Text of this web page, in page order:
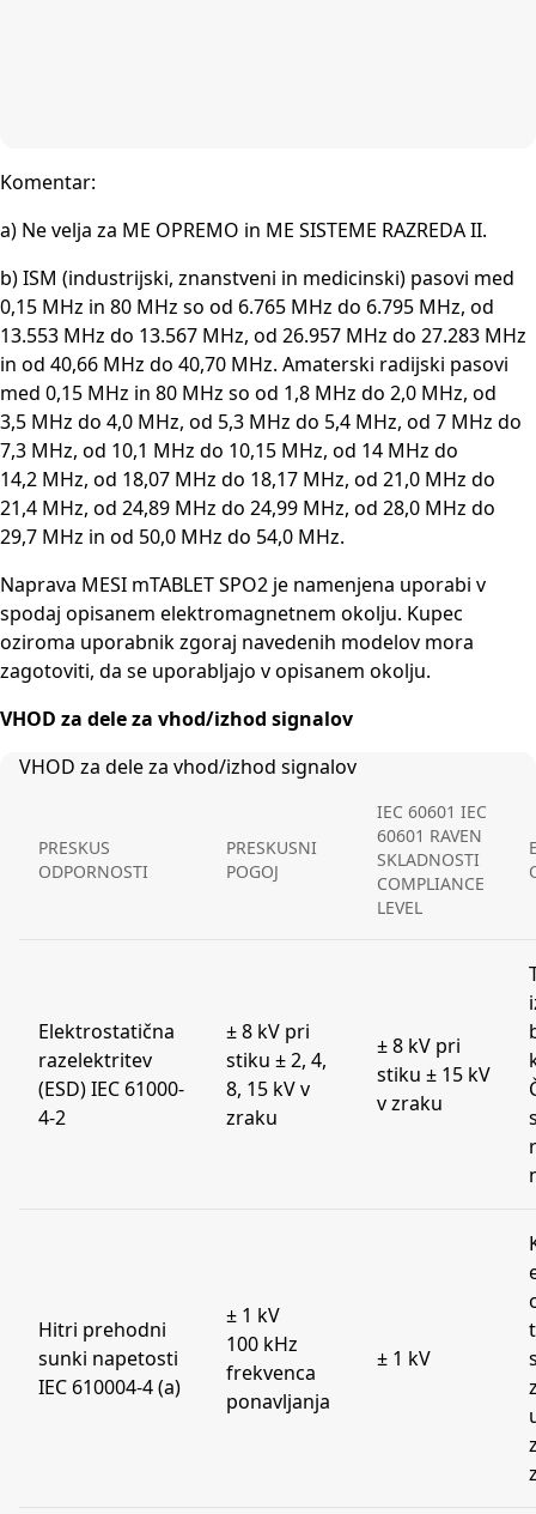
Komentar:
a) Ne velja za ME OPREMO in ME SISTEME RAZREDA II.
b) ISM (industrijski, znanstveni in medicinski) pasovi med
0,15 MHz in 80 MHz so od 6.765 MHz do 6.795 MHz, od
13.553 MHz do 13.567 MHz, od 26.957 MHz do 27.283 MHz
in od 40,66 MHz do 40,70 MHz. Amaterski radijski pasovi
med 0,15 MHz in 80 MHz so od 1,8 MHz do 2,0 MHz, od
3,5 MHz do 4,0 MHz, od 5,3 MHz do 5,4 MHz, od 7 MHz do
7,3 MHz, od 10,1 MHz do 10,15 MHz, od 14 MHz do
14,2 MHz, od 18,07 MHz do 18,17 MHz, od 21,0 MHz do
21,4 MHz, od 24,89 MHz do 24,99 MHz, od 28,0 MHz do
29,7 MHz in od 50,0 MHz do 54,0 MHz.
Naprava MESI mTABLET SPO2 je namenjena uporabi v
spodaj opisanem elektromagnetnem okolju. Kupec
oziroma uporabnik zgoraj navedenih modelov mora
zagotoviti, da se uporabljajo v opisanem okolju.
VHOD za dele za vhod/izhod signalov
VHOD za dele za vhod/izhod signalov
PRESKUS
ODPORNOSTI
PRESKUSNI
POGOJ
IEC 60601 IEC
60601 RAVEN
SKLADNOSTI
COMPLIANCE
LEVEL
Elektrostatična
razelektritev
(ESD) IEC 61000-
4-2
± 8 kV pri
stiku ± 2, 4,
8, 15 kV v
zraku
± 8 kV pri
stiku ± 15 kV
v zraku
Hitri prehodni
sunki napetosti
IEC 610004-4 (a)
± 1 kV
100 kHz
frekvenca
ponavljanja
± 1 kV